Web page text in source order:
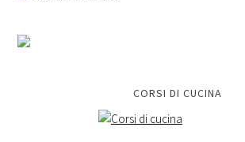
CORSI DI CUCINA